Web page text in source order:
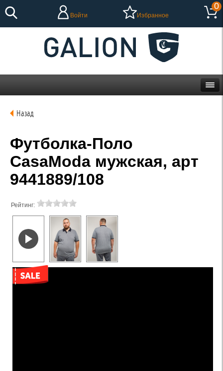
Войти Избранное
0
Назад
Футболка-Поло
CasaModa мужская, арт
9441889/108
Рейтинг: